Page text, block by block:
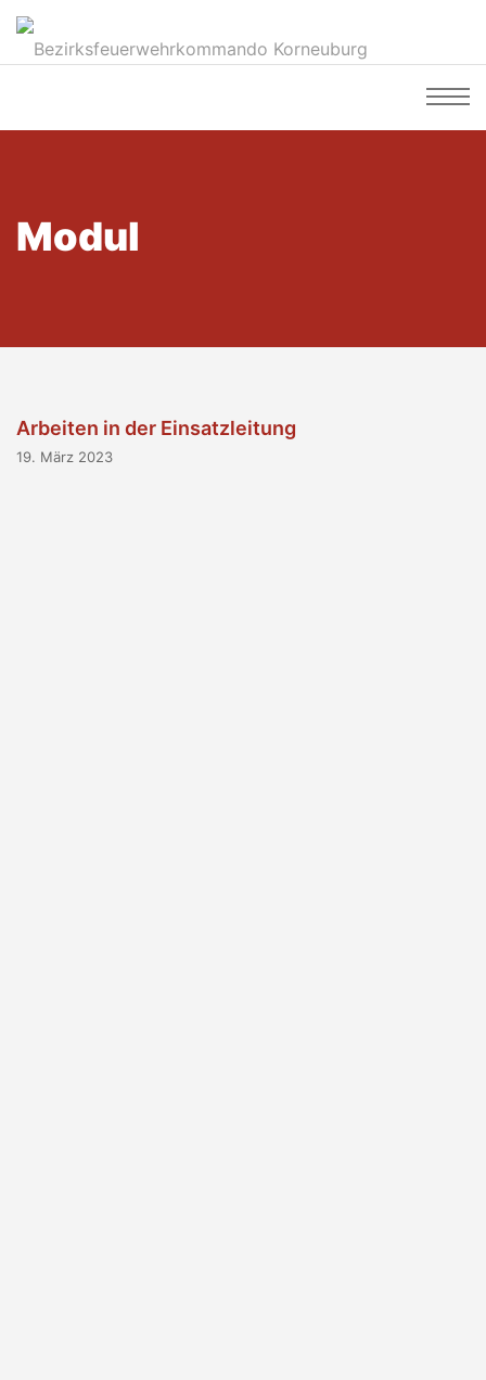
Modul
Arbeiten in der Einsatzleitung
19. März 2023